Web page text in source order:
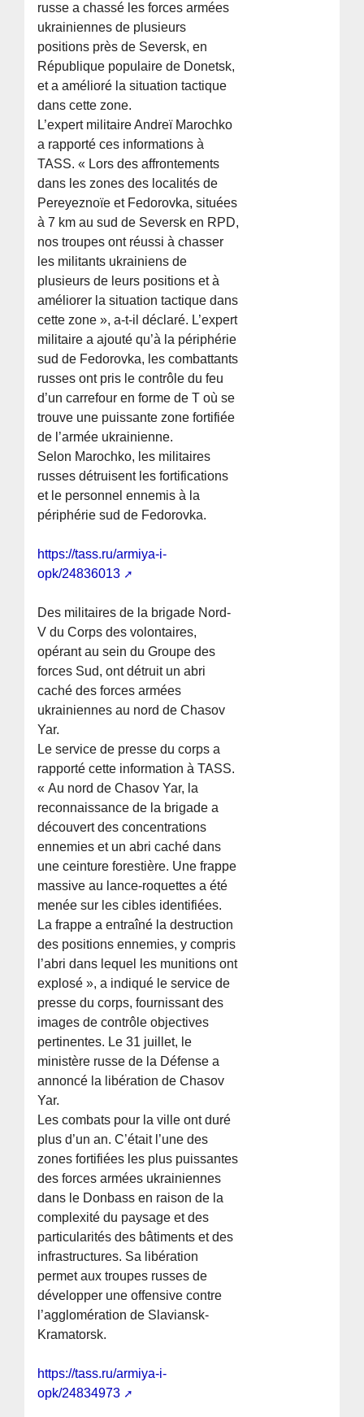
russe a chassé les forces armées
ukrainiennes de plusieurs
positions près de Seversk, en
République populaire de Donetsk,
et a amélioré la situation tactique
dans cette zone.
L’expert militaire Andreï Marochko
a rapporté ces informations à
TASS. « Lors des affrontements
dans les zones des localités de
Pereyeznoïe et Fedorovka, situées
à 7 km au sud de Seversk en RPD,
nos troupes ont réussi à chasser
les militants ukrainiens de
plusieurs de leurs positions et à
améliorer la situation tactique dans
cette zone », a-t-il déclaré. L’expert
militaire a ajouté qu’à la périphérie
sud de Fedorovka, les combattants
russes ont pris le contrôle du feu
d’un carrefour en forme de T où se
trouve une puissante zone fortifiée
de l’armée ukrainienne.
Selon Marochko, les militaires
russes détruisent les fortifications
et le personnel ennemis à la
périphérie sud de Fedorovka.
https://tass.ru/armiya-i-
opk/24836013
Des militaires de la brigade Nord-
V du Corps des volontaires,
opérant au sein du Groupe des
forces Sud, ont détruit un abri
caché des forces armées
ukrainiennes au nord de Chasov
Yar.
Le service de presse du corps a
rapporté cette information à TASS.
« Au nord de Chasov Yar, la
reconnaissance de la brigade a
découvert des concentrations
ennemies et un abri caché dans
une ceinture forestière. Une frappe
massive au lance-roquettes a été
menée sur les cibles identifiées.
La frappe a entraîné la destruction
des positions ennemies, y compris
l’abri dans lequel les munitions ont
explosé », a indiqué le service de
presse du corps, fournissant des
images de contrôle objectives
pertinentes. Le 31 juillet, le
ministère russe de la Défense a
annoncé la libération de Chasov
Yar.
Les combats pour la ville ont duré
plus d’un an. C’était l’une des
zones fortifiées les plus puissantes
des forces armées ukrainiennes
dans le Donbass en raison de la
complexité du paysage et des
particularités des bâtiments et des
infrastructures. Sa libération
permet aux troupes russes de
développer une offensive contre
l’agglomération de Slaviansk-
Kramatorsk.
https://tass.ru/armiya-i-
opk/24834973